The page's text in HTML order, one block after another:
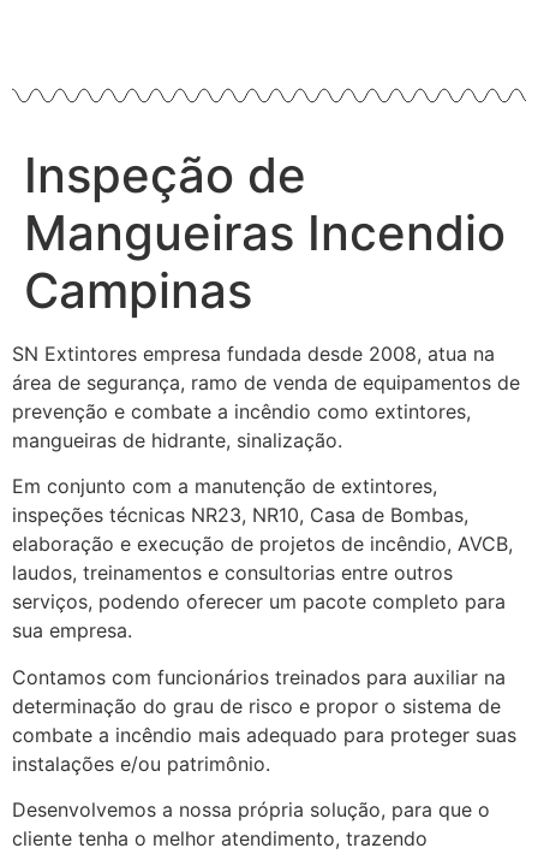
Inspeção de
Mangueiras Incendio
Campinas
SN Extintores empresa fundada desde 2008, atua na
área de segurança, ramo de venda de equipamentos de
prevenção e combate a incêndio como extintores,
mangueiras de hidrante, sinalização.
Em conjunto com a manutenção de extintores,
inspeções técnicas NR23, NR10, Casa de Bombas,
elaboração e execução de projetos de incêndio, AVCB,
laudos, treinamentos e consultorias entre outros
serviços, podendo oferecer um pacote completo para
sua empresa.
Contamos com funcionários treinados para auxiliar na
determinação do grau de risco e propor o sistema de
combate a incêndio mais adequado para proteger suas
instalações e/ou patrimônio.
Desenvolvemos a nossa própria solução, para que o
cliente tenha o melhor atendimento, trazendo